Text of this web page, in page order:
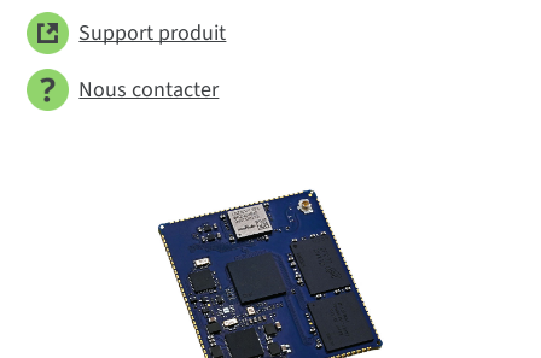
Support produit
Nous contacter